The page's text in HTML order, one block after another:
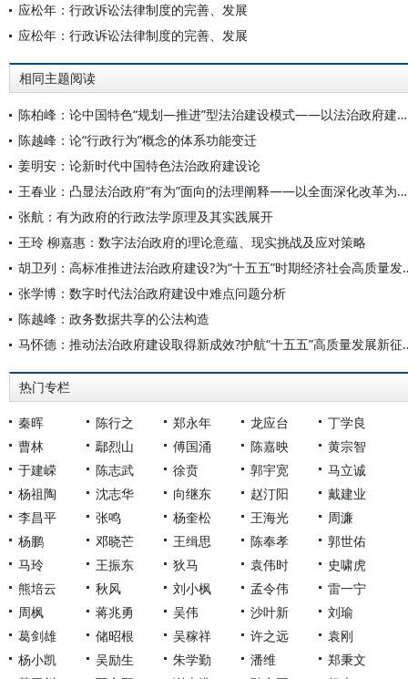
应松年：行政诉讼法律制度的完善、发展
应松年：行政诉讼法律制度的完善、发展
相同主题阅读
陈柏峰：论中国特色“规划—推进”型法治建设模式——以法治政府建设为例
陈越峰：论“行政行为”概念的体系功能变迁
姜明安：论新时代中国特色法治政府建设论
王春业：凸显法治政府“有为”面向的法理阐释——以全面深化改革为背景
张航：有为政府的行政法学原理及其实践展开
王玲 柳嘉惠：数字法治政府的理论意蕴、现实挑战及应对策略
胡卫列：高标准推进法治
张学博：数字时代法治政府建设中难点问题分析
陈越峰：政务数据共享的公法构造
马怀德：推动法治政
热门专栏
秦晖 陈行之 郑永年 龙应台
丁学良
曹林
鄢烈山 傅国涌 陈嘉映
黄宗智
于建嵘
陈志武 徐贲 郭宇宽
马立诚
杨祖陶
沈志华 向继东 赵汀阳
戴建业
李昌平
张鸣 杨奎松 王海光
周濂
杨鹏
邓晓芒 王缉思 陈奉孝
郭世佑
马玲
王振东 狄马 袁伟时
史啸虎
熊培云
秋风 刘小枫 孟令伟
雷一宁
周枫
蒋兆勇 吴伟 沙叶新
刘瑜
葛剑雄
储昭根 吴稼祥 许之远
袁刚
杨小凯
吴励生 朱学勤 潘维
郑秉文